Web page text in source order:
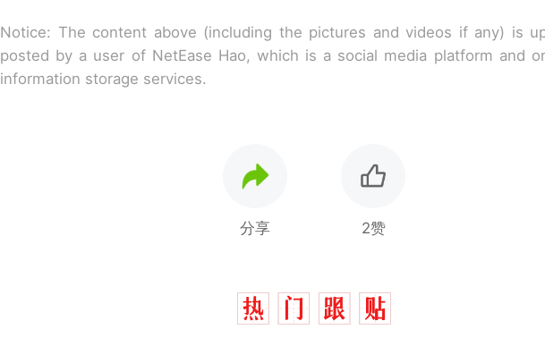
Notice: The content above (including the pictures and videos if any) is
posted by a user of NetEase Hao, which is a social media platform and
information storage services.
分享 2赞